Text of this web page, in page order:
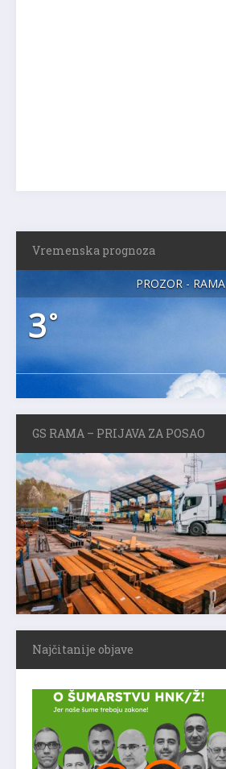
Vremenska prognoza
PROZOR - RAMA
3°
GS RAMA – PRIJAVA ZA POSAO
Najčitanije objave